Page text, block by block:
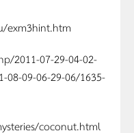
exm3hint.htm
2011-07-29-04-02-
08-09-06-29-06/1635-
coconut.html